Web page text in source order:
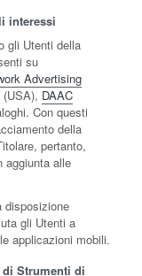
interessi
gli Utenti della
su
Advertising
(USA), DAAC
Con questi
della
pertanto,
aggiunta alle
disposizione
gli Utenti a
applicazioni mobili.
Strumenti di